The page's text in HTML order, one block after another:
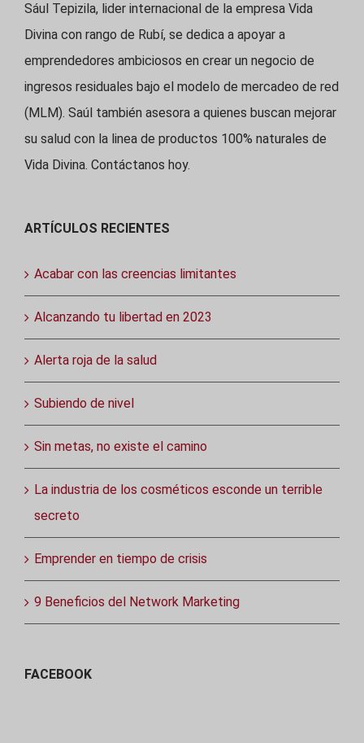
Sául Tepizila, lider internacional de la empresa Vida
Divina con rango de Rubí, se dedica a apoyar a
emprendedores ambiciosos en crear un negocio de
ingresos residuales bajo el modelo de mercadeo de red
(MLM). Saúl también asesora a quienes buscan mejorar
su salud con la linea de productos 100% naturales de
Vida Divina. Contáctanos hoy.
ARTÍCULOS RECIENTES
Acabar con las creencias limitantes
Alcanzando tu libertad en 2023
Alerta roja de la salud
Subiendo de nivel
Sin metas, no existe el camino
La industria de los cosméticos esconde un terrible
secreto
Emprender en tiempo de crisis
9 Beneficios del Network Marketing
FACEBOOK